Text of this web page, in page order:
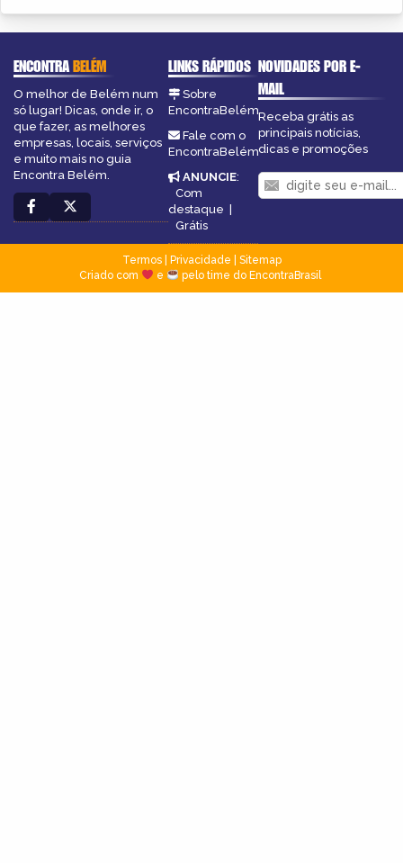
ENCONTRABELÉM
O melhor de Belém num
só lugar! Dicas, onde ir, o
que fazer, as melhores
empresas, locais, serviços
e muito mais no guia
Encontra Belém.
LINKS RÁPIDOS
Sobre
EncontraBelém
Fale com o
EncontraBelém
ANUNCIE:
Com
destaque
Grátis
NOVIDADES POR E-
MAIL
Receba grátis as
principais notícias,
dicas e promoções
Termos| Privacidade
Sitemap
Criado com
e pelo time do EncontraBrasil